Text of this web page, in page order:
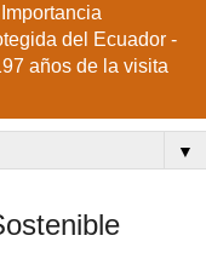
del Ecuador -
años de la visita
▼